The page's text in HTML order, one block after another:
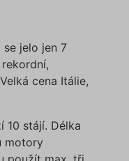
jelo jen 7
cena Itálie,
10 stájí. Délka
motory
stránky, web bez nich
správnou funkčnost CRM a
záznamů bez dalšího detailu o relaci
uživatele.